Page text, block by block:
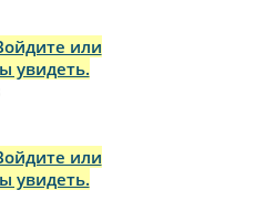
или
увидеть.
или
увидеть.